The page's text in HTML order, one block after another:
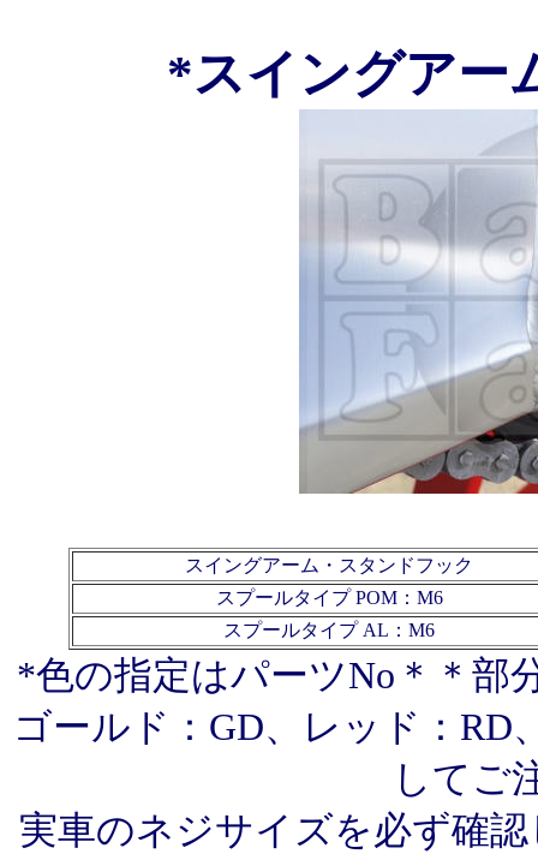
*スイングアー
スイングアーム・スタンドフック
スプールタイプ POM：M6
スプールタイプ AL：M6
*色の指定はパーツNo＊＊部
ゴールド：GD、レッド：RD
してご
実車のネジサイズを必ず確